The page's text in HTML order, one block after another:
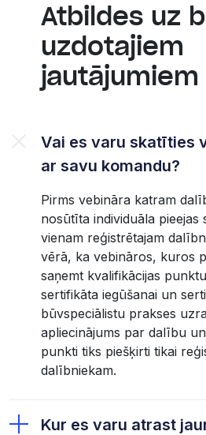
Atbildes uz
uzdotajiem
jautājumiem
Vai es varu skatīties
ar savu komandu?
Pirms vebināra katram
nosūtīta individuāla pieejas
vienam reģistrētajam
vērā, ka vebināros, kuros
saņemt kvalifikācijas
sertifikāta iegūšanai un
būvspeciālistu prakses
apliecinājums par dalību
punkti tiks piešķirti tikai
dalībniekam.
Kur es varu atrast